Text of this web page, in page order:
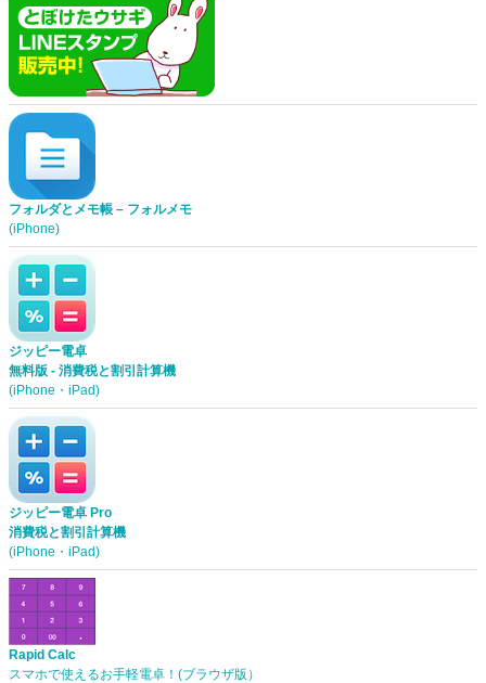
フォルダとメモ帳 – フォルメモ
(iPhone)
ジッピー電卓
無料版 - 消費税と割引計算機
(iPhone・iPad)
ジッピー電卓 Pro
消費税と割引計算機
(iPhone・iPad)
Rapid Calc
スマホで使えるお手軽電卓！(ブラウザ版）